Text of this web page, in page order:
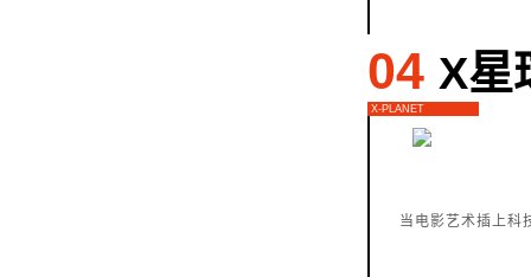
04 X星
X-PLANET
当电影艺术插上科